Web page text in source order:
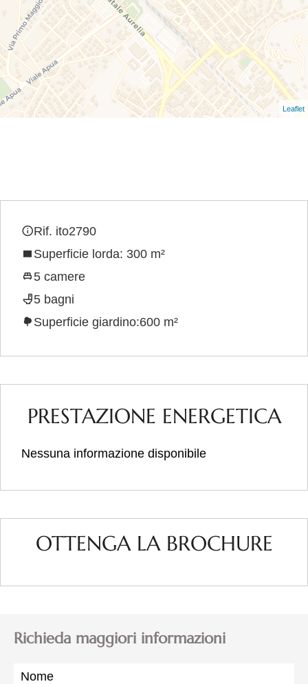
Leaflet
Rif. ito2790
Superficie lorda: 300 m²
5 camere
5 bagni
Superficie giardino:600 m²
PRESTAZIONE ENERGETICA
Nessuna informazione disponibile
OTTENGA LA BROCHURE
Richieda maggiori informazioni